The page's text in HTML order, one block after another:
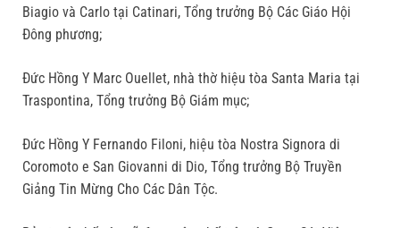
Biagio và Carlo tại Catinari, Tổng trưởng Bộ Các Giáo Hội
Đông phương;
Đức Hồng Y Marc Ouellet, nhà thờ hiệu tòa Santa Maria tại
Traspontina, Tổng trưởng Bộ Giám mục;
Đức Hồng Y Fernando Filoni, hiệu tòa Nostra Signora di
Coromoto e San Giovanni di Dio, Tổng trưởng Bộ Truyền
Giảng Tin Mừng Cho Các Dân Tộc.